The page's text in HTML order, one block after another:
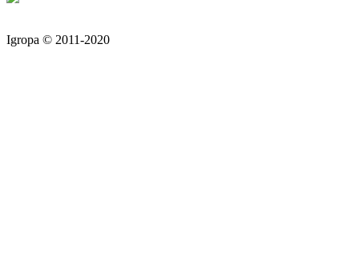
Igropa © 2011-2020